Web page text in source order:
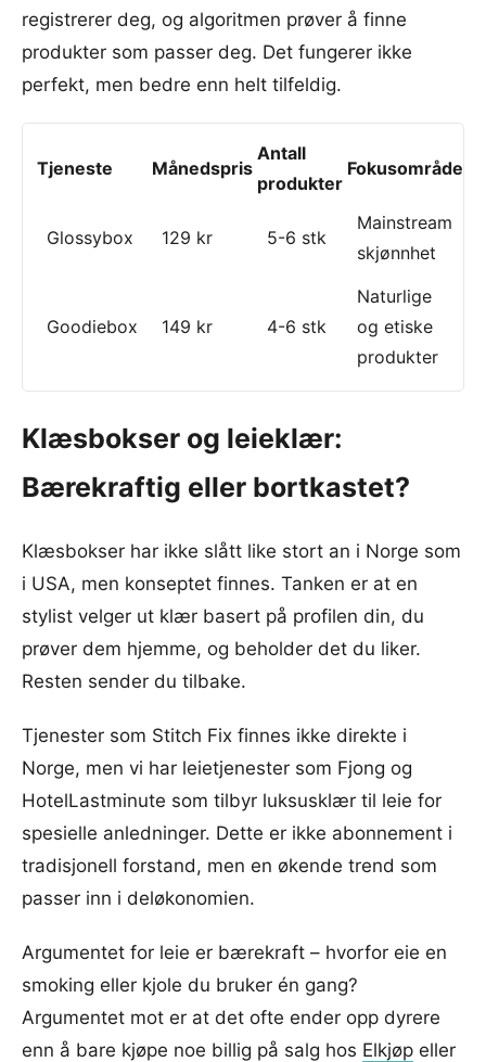
registrerer deg, og algoritmen prøver å finne
produkter som passer deg. Det fungerer ikke
perfekt, men bedre enn helt tilfeldig.
Tjeneste Månedspris
Antall
produkter
Fokusområde
Glossybox 129 kr 5-6 stk
Mainstream
skjønnhet
Goodiebox 149 kr 4-6 stk
Naturlige
og etiske
produkter
Klæsbokser og leieklær:
Bærekraftig eller bortkastet?
Klæsbokser har ikke slått like stort an i Norge som
i USA, men konseptet finnes. Tanken er at en
stylist velger ut klær basert på profilen din, du
prøver dem hjemme, og beholder det du liker.
Resten sender du tilbake.
Tjenester som Stitch Fix finnes ikke direkte i
Norge, men vi har leietjenester som Fjong og
HotelLastminute som tilbyr luksusklær til leie for
spesielle anledninger. Dette er ikke abonnement i
tradisjonell forstand, men en økende trend som
passer inn i deløkonomien.
Argumentet for leie er bærekraft – hvorfor eie en
smoking eller kjole du bruker én gang?
Argumentet mot er at det ofte ender opp dyrere
enn å bare kjøpe noe billig på salg hos Elkjøp eller